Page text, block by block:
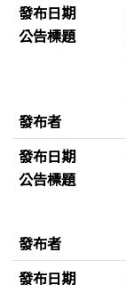
發布日期
公告標題
發布者
發布日期
公告標題
發布者
發布日期